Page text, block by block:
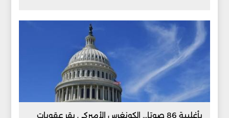
بأغلبية 86 صوتا... الكونغرس الأميركي يقر عقوبات